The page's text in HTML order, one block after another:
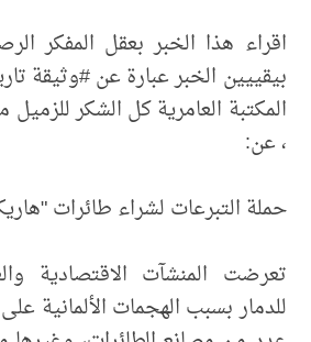
اقراء هذا الخبر بعقل المفكر
بيقييين الخبر عبارة عن #وثيقة
المكتبة العامرية كل الشكر
، عن:
حملة التبرعات لشراء طائرات "هاريكن"
تعرضت المنشآت الاقتصادية
للدمار بسبب الهجمات الألمانية